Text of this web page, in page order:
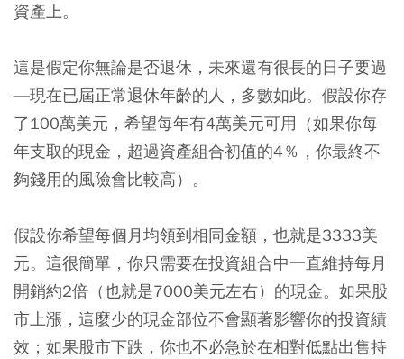
資產上。
這是假定你無論是否退休，未來還有很長的日子要過
—現在已屆正常退休年齡的人，多數如此。假設你存
了100萬美元，希望每年有4萬美元可用（如果你每
年支取的現金，超過資產組合初值的4％，你最終不
夠錢用的風險會比較高）。
假設你希望每個月均領到相同金額，也就是3333美
元。這很簡單，你只需要在投資組合中一直維持每月
開銷約2倍（也就是7000美元左右）的現金。如果股
市上漲，這麼少的現金部位不會顯著影響你的投資績
效；如果股市下跌，你也不必急於在相對低點出售持